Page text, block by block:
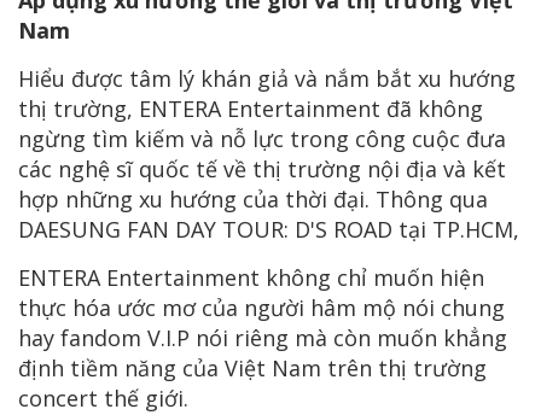
Nam
Hiểu được tâm lý khán giả và nắm bắt xu hướng
thị trường, ENTERA Entertainment đã không
ngừng tìm kiếm và nỗ lực trong công cuộc đưa
các nghệ sĩ quốc tế về thị trường nội địa và kết
hợp những xu hướng của thời đại. Thông qua
DAESUNG FAN DAY TOUR: D'S ROAD tại TP.HCM,
ENTERA Entertainment không chỉ muốn hiện
thực hóa ước mơ của người hâm mộ nói chung
hay fandom V.I.P nói riêng mà còn muốn khẳng
định tiềm năng của Việt Nam trên thị trường
concert thế giới.